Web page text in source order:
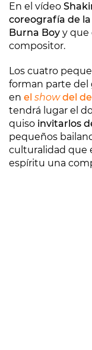
En el vídeo
coreografía de
Burna Boy y que
compositor.
Los cuatro
forman parte del
en el showdel
tendrá lugar el
quiso invitarlos
pequeños
culturalidad que
espíritu una